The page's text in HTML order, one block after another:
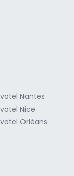
Nantes
Nice
Orléans